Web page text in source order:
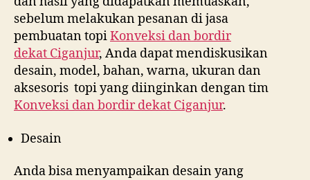
sebelum melakukan pesanan di jasa
pembuatan topiKonveksi dan bordir
dekat Ciganjur, Anda dapat mendiskusikan
desain, model, bahan, warna, ukuran dan
aksesoris topi yang diinginkan dengan tim
Konveksi dan bordir dekat Ciganjur.
Desain
Anda bisa menyampaikan desain yang